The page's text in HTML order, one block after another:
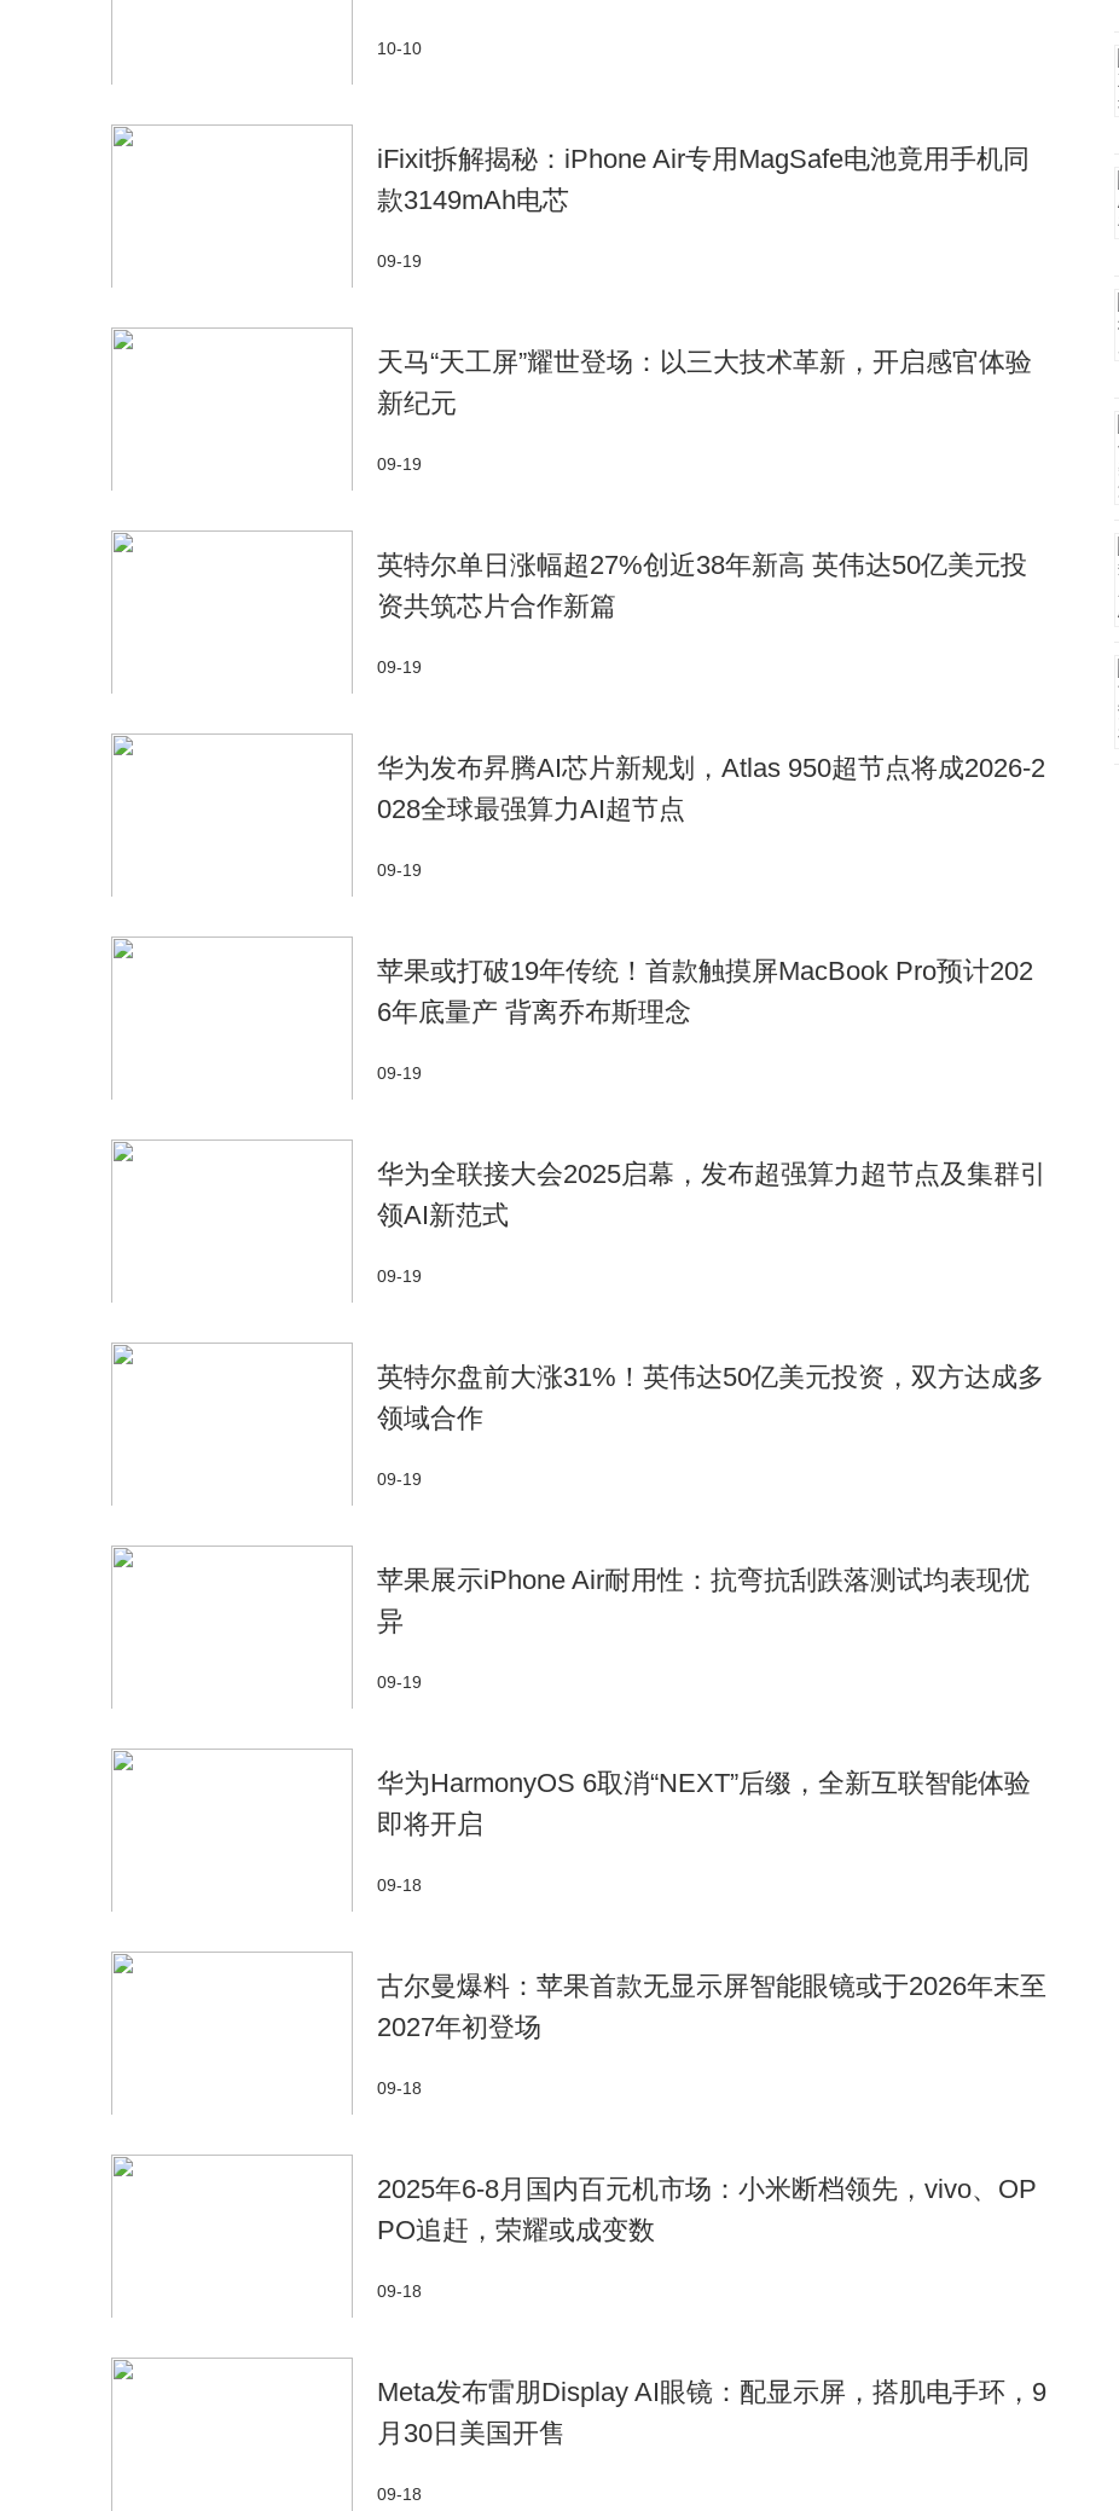
10-10
iFixit拆解揭秘：iPhone Air专用MagSafe电池竟用手机同
款3149mAh电芯
09-19
天马“天工屏”耀世登场：以三大技术革新，开启感官体验
新纪元
09-19
英特尔单日涨幅超27%创近38年新高 英伟达50亿美元投
资共筑芯片合作新篇
09-19
华为发布昇腾AI芯片新规划，Atlas 950超节点将成2026-2
028全球最强算力AI超节点
09-19
苹果或打破19年传统！首款触摸屏MacBook Pro预计202
6年底量产 背离乔布斯理念
09-19
华为全联接大会2025启幕，发布超强算力超节点及集群引
领AI新范式
09-19
英特尔盘前大涨31%！英伟达50亿美元投资，双方达成多
领域合作
09-19
苹果展示iPhone Air耐用性：抗弯抗刮跌落测试均表现优
异
09-19
华为HarmonyOS 6取消“NEXT”后缀，全新互联智能体验
即将开启
09-18
古尔曼爆料：苹果首款无显示屏智能眼镜或于2026年末至
2027年初登场
09-18
2025年6-8月国内百元机市场：小米断档领先，vivo、OP
PO追赶，荣耀或成变数
09-18
Meta发布雷朋Display AI眼镜：配显示屏，搭肌电手环，9
月30日美国开售
09-18